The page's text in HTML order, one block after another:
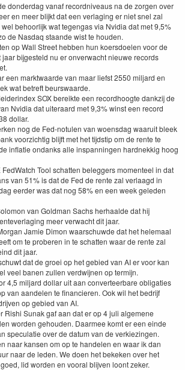
donderdag vanaf recordniveaus na de zorgen over
en meer blijkt dat een verlaging er niet snel zal
behoorlijk wat tegengas via Nvidia dat met 9,5%
de Nasdaq staande wist te houden.
op Wall Street hebben hun koersdoelen voor de
jaar bijgesteld nu er onverwacht nieuwe records
een marktwaarde van maar liefst 2550 miljard en
wat betreft beurswaarde.
SOX bereikte een recordhoogte dankzij de
Nvidia dat uiteraard met 9,3% winst een record
dollar.
nog de Fed-notulen van woensdag waaruit bleek
voorzichtig blijft met het tijdstip om de rente te
inflatie ondanks alle inspanningen hardnekkig hoog
Tool schatten beleggers momenteel in dat
van 51% is dat de Fed de rente zal verlaagd in
eerder was dat nog 58% en een week geleden
van Goldman Sachs herhaalde dat hij
meer verwacht dit jaar.
Jamie Dimon waarschuwde dat het helemaal
om te proberen in te schatten waar de rente zal
dit jaar.
dat de groei op het gebied van AI er voor kan
veel banen zullen verdwijnen op termijn.
4,5 miljard dollar uit aan converteerbare obligaties
van aandelen te financieren. Ook wil het bedrijf
op gebied van AI.
Rishi Sunak gaf aan dat er op 4 juli algemene
worden gehouden. Daarmee komt er een einde
speculatie over de datum van de verkiezingen.
naar kansen om op te handelen en waar ik dan
naar de leden. We doen het bekeken over het
lid worden en vooral blijven loont zeker.